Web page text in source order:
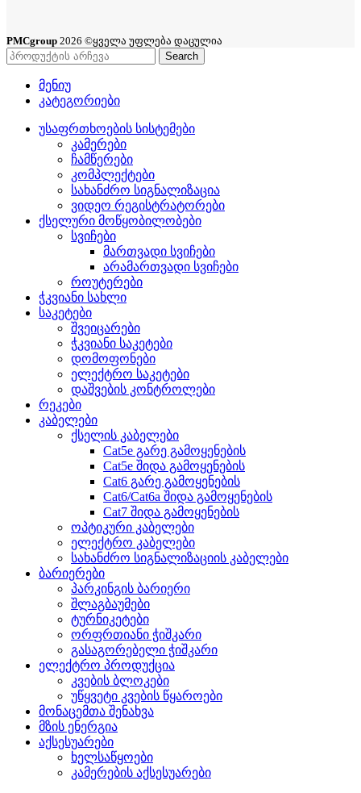
PMCgroup 2026 ©ყველა უფლება დაცულია
Search
მენიუ
კატეგორიები
უსაფრთხოების სისტემები
კამერები
ჩამწერები
კომპლექტები
სახანძრო სიგნალიზაცია
ვიდეო რეგისტრატორები
ქსელური მოწყობილობები
სვიჩები
მართვადი სვიჩები
არამართვადი სვიჩები
როუტერები
ჭკვიანი სახლი
საკეტები
შვეიცარები
ჭკვიანი საკეტები
დომოფონები
ელექტრო საკეტები
დაშვების კონტროლები
რეკები
კაბელები
ქსელის კაბელები
Cat5e გარე გამოყენების
Cat5e შიდა გამოყენების
Cat6 გარე გამოყენების
Cat6/Cat6a შიდა გამოყენების
Cat7 შიდა გამოყენების
ოპტიკური კაბელები
ელექტრო კაბელები
სახანძრო სიგნალიზაციის კაბელები
ბარიერები
პარკინგის ბარიერი
შლაგბაუმები
ტურნიკეტები
ორფრთიანი ჭიშკარი
გასაგორებელი ჭიშკარი
ელექტრო პროდუქცია
კვების ბლოკები
უწყვეტი კვების წყაროები
მონაცემთა შენახვა
მზის ენერგია
აქსესუარები
ხელსაწყოები
კამერების აქსესუარები